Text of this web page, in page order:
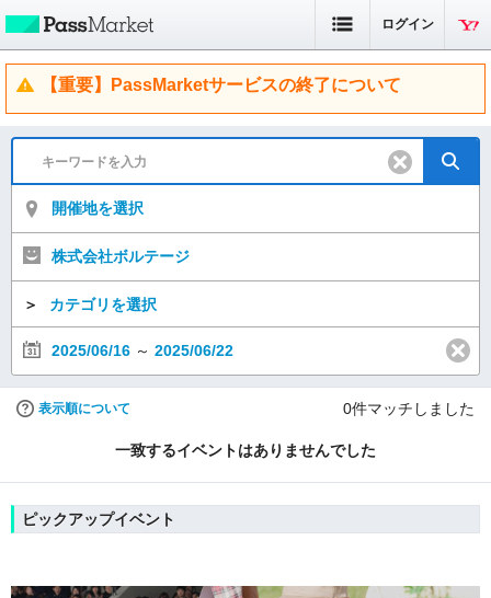
ログイン
【重要】PassMarketサービスの終了について
開催地を選択
株式会社ボルテージ
＞ カテゴリを選択
2025/06/16 ～ 2025/06/22
表示順について 0件マッチしました
一致するイベントはありませんでした
ピックアップイベント